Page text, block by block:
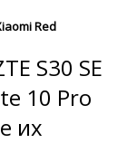
Redmi Note 10
S30 SE
10 Pro
их